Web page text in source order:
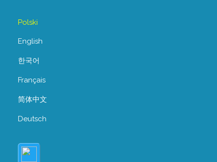
Polski
English
한국어
Français
简体中文
Deutsch